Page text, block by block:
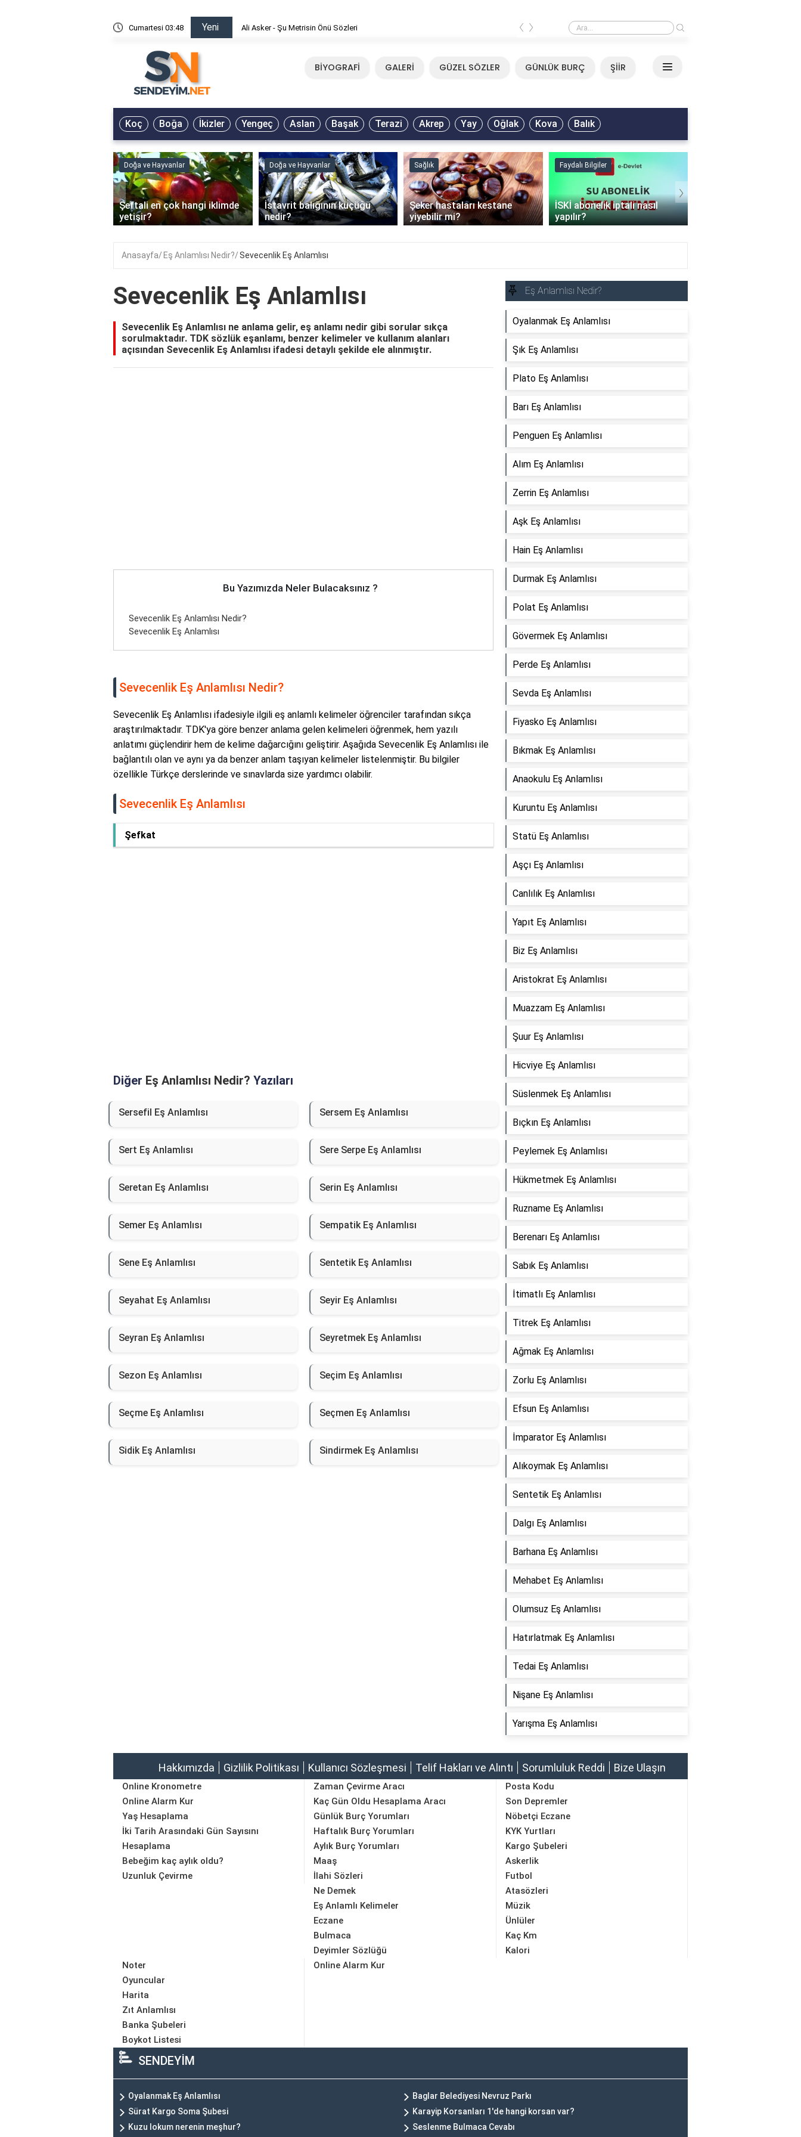
Cumartesi 03:48 Yeni
Ali Asker - Şu Metrisin Önü Sözleri Mirkelam - Tavla Sözleri
‹ ›
BİYOGRAFİ GALERİ GÜZEL SÖZLER GÜNLÜK BURÇ ŞİİR
Koç Boğa İkizler Yengeç Aslan Başak Terazi Akrep Yay Oğlak Kova Balık
Doğa ve Hayvanlar
Şeftali en çok hangi iklimde
Doğa ve Hayvanlar
İstavrit balığının küçüğü
nedir?
Sağlık
Şeker hastaları kestane
yiyebilir mi?
Faydalı Bilgiler
İSKİ abonelik iptali nasıl
yapılır?
Şişme mont hangi
programda kurutulur?
‹ ›
Anasayfa Eş Anlamlısı Nedir? Sevecenlik Eş Anlamlısı
Sevecenlik Eş Anlamlısı
Sevecenlik Eş Anlamlısı ne anlama gelir, eş anlamı nedir gibi sorular sıkça
sorulmaktadır. TDK sözlük eşanlamı, benzer kelimeler ve kullanım alanları
açısından Sevecenlik Eş Anlamlısı ifadesi detaylı şekilde ele alınmıştır.
Bu Yazımızda Neler Bulacaksınız ?
Sevecenlik Eş Anlamlısı Nedir?
Sevecenlik Eş Anlamlısı
Sevecenlik Eş Anlamlısı Nedir?
Sevecenlik Eş Anlamlısı ifadesiyle ilgili eş anlamlı kelimeler öğrenciler tarafından sıkça
araştırılmaktadır. TDK'ya göre benzer anlama gelen kelimeleri öğrenmek, hem yazılı
anlatımı güçlendirir hem de kelime dağarcığını geliştirir. Aşağıda Sevecenlik Eş Anlamlısı ile
bağlantılı olan ve aynı ya da benzer anlam taşıyan kelimeler listelenmiştir. Bu bilgiler
özellikle Türkçe derslerinde ve sınavlarda size yardımcı olabilir.
Sevecenlik Eş Anlamlısı
Şefkat
Diğer Eş Anlamlısı Nedir? Yazıları
Sersefil Eş Anlamlısı Sersem Eş Anlamlısı
Sert Eş Anlamlısı Sere Serpe Eş Anlamlısı
Seretan Eş Anlamlısı Serin Eş Anlamlısı
Semer Eş Anlamlısı Sempatik Eş Anlamlısı
Sene Eş Anlamlısı Sentetik Eş Anlamlısı
Seyahat Eş Anlamlısı Seyir Eş Anlamlısı
Seyran Eş Anlamlısı Seyretmek Eş Anlamlısı
Sezon Eş Anlamlısı Seçim Eş Anlamlısı
Seçme Eş Anlamlısı Seçmen Eş Anlamlısı
Sidik Eş Anlamlısı Sindirmek Eş Anlamlısı
Eş Anlamlısı Nedir?
Oyalanmak Eş Anlamlısı
Şık Eş Anlamlısı
Plato Eş Anlamlısı
Barı Eş Anlamlısı
Penguen Eş Anlamlısı
Alım Eş Anlamlısı
Zerrin Eş Anlamlısı
Aşk Eş Anlamlısı
Hain Eş Anlamlısı
Durmak Eş Anlamlısı
Polat Eş Anlamlısı
Gövermek Eş Anlamlısı
Perde Eş Anlamlısı
Sevda Eş Anlamlısı
Fiyasko Eş Anlamlısı
Bıkmak Eş Anlamlısı
Anaokulu Eş Anlamlısı
Kuruntu Eş Anlamlısı
Statü Eş Anlamlısı
Aşçı Eş Anlamlısı
Canlılık Eş Anlamlısı
Yapıt Eş Anlamlısı
Biz Eş Anlamlısı
Aristokrat Eş Anlamlısı
Muazzam Eş Anlamlısı
Şuur Eş Anlamlısı
Hicviye Eş Anlamlısı
Süslenmek Eş Anlamlısı
Bıçkın Eş Anlamlısı
Peylemek Eş Anlamlısı
Hükmetmek Eş Anlamlısı
Ruzname Eş Anlamlısı
Berenarı Eş Anlamlısı
Sabık Eş Anlamlısı
İtimatlı Eş Anlamlısı
Titrek Eş Anlamlısı
Ağmak Eş Anlamlısı
Zorlu Eş Anlamlısı
Efsun Eş Anlamlısı
İmparator Eş Anlamlısı
Alıkoymak Eş Anlamlısı
Sentetik Eş Anlamlısı
Dalgı Eş Anlamlısı
Barhana Eş Anlamlısı
Mehabet Eş Anlamlısı
Olumsuz Eş Anlamlısı
Hatırlatmak Eş Anlamlısı
Tedai Eş Anlamlısı
Nişane Eş Anlamlısı
Yarışma Eş Anlamlısı
Hakkımızda Gizlilik Politikası Kullanıcı Sözleşmesi Telif Hakları ve Alıntı Sorumluluk Reddi Bize Ulaşın
Online Kronometre
Online Alarm Kur
Yaş Hesaplama
İki Tarih Arasındaki Gün Sayısını
Hesaplama
Bebeğim kaç aylık oldu?
Uzunluk Çevirme
Zaman Çevirme Aracı
Kaç Gün Oldu Hesaplama Aracı
Günlük Burç Yorumları
Haftalık Burç Yorumları
Aylık Burç Yorumları
Maaş
Posta Kodu
Son Depremler
Nöbetçi Eczane
KYK Yurtları
Kargo Şubeleri
Askerlik
İlahi Sözleri
Ne Demek
Eş Anlamlı Kelimeler
Eczane
Bulmaca
Deyimler Sözlüğü
Futbol
Atasözleri
Müzik
Ünlüler
Kaç Km
Kalori
Noter
Oyuncular
Harita
Zıt Anlamlısı
Banka Şubeleri
Boykot Listesi
Online Alarm Kur
SENDEYİM
Oyalanmak Eş Anlamlısı
Baglar Belediyesi Nevruz Parkı
Sürat Kargo Soma Şubesi
Karayip Korsanları 1'de hangi korsan var?
Kuzu lokum nerenin meşhur?
Seslenme Bulmaca Cevabı